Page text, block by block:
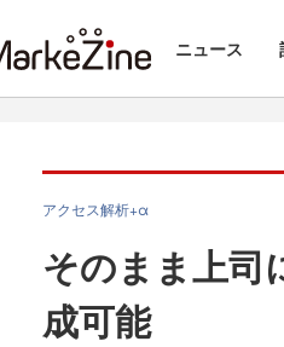
ニュース
アクセス解析+α
そのまま上司
成可能